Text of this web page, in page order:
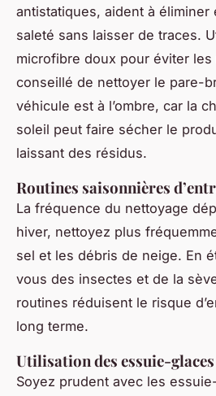
antistatiques, aident à éliminer
saleté sans laisser de traces.
microfibre doux pour éviter les
conseillé de nettoyer le pare-
véhicule est à l’ombre, car la
soleil peut faire sécher le
laissant des résidus.
Routines saisonnières
La fréquence du nettoyage
hiver, nettoyez plus
sel et les débris de neige. En
vous des insectes et de la
routines réduisent le risque
long terme.
Utilisation des essuie-glaces
Soyez prudent avec les